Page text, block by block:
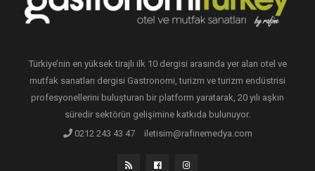
Türkiye’nin en yüksek tirajlı ilk 10 dergisi arasında yer alan otel ve
mutfak sanatları dergisi Gastronomi, turizm ve turizm endüstrisi
profesyonellerini buluşturan bir platform yaratarak, 20 yılı aşkın
süredir sektörün gelişimine katkıda bulunuyor.
0212 243 43 47
iletisim@rafinemedya.com